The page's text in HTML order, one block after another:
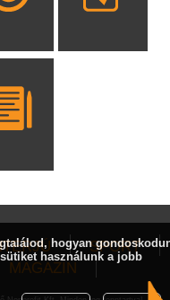
SPORT
MAGAZIN
hogyan
használunk a jobb